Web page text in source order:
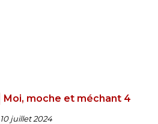
Moi, moche et méchant 4
10 juillet 2024